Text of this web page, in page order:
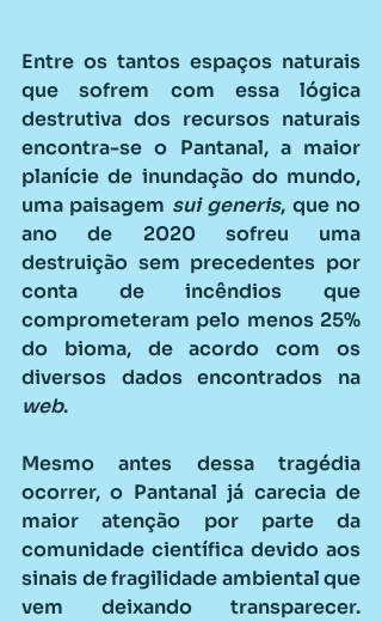
Entre os tantos espaços naturais
que sofrem com essa lógica
destrutiva dos recursos naturais
encontra-se o Pantanal, a maior
planície de inundação do mundo,
uma paisagem sui generis, que no
ano de 2020 sofreu uma
destruição sem precedentes por
conta de incêndios que
comprometeram pelo menos 25%
do bioma, de acordo com os
web.
Mesmo antes dessa tragédia
ocorrer, o Pantanal já carecia de
maior atenção por parte da
comunidade científica devido aos
sinais de fragilidade ambiental que
vem deixando transparecer.